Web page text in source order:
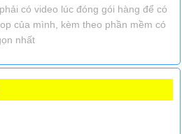
có video lúc đóng gói hàng để có
của mình, kèm theo phần mềm có
nhất